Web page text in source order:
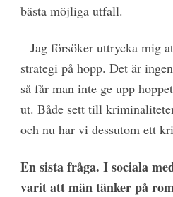
bästa möjliga utfall.
– Jag försöker uttrycka mig
strategi på hopp. Det är
så får man inte ge upp
ut. Både sett till
och nu har vi dessutom ett
En sista fråga. I sociala
varit att män tänker på